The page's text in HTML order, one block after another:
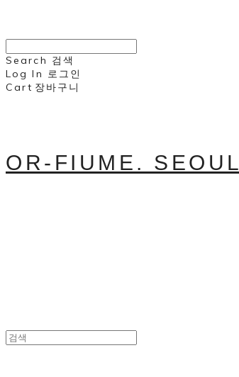
Search 검색
Log In 로그인
Cart 장바구니
OR-FIUME. SEOUL